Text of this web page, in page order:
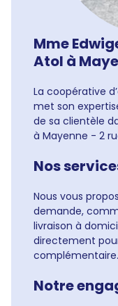
Mme
Atol à
La coopérative
met son
de sa clientèle
à Mayenne - 2
Nos
Nous vous
demande,
livraison à
directement
complémentaire.
Notre